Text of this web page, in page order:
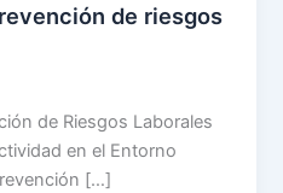
de riesgos
de Riesgos Laborales
en el Entorno
[…]